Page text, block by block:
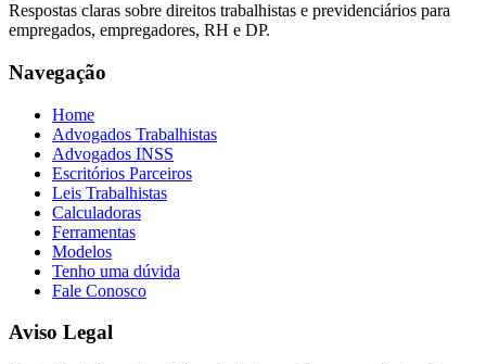
Respostas claras sobre direitos trabalhistas e previdenciários para
empregados, empregadores, RH e DP.
Navegação
Home
Advogados Trabalhistas
Advogados INSS
Escritórios Parceiros
Leis Trabalhistas
Calculadoras
Ferramentas
Modelos
Tenho uma dúvida
Fale Conosco
Aviso Legal